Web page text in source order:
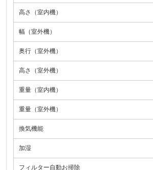
高さ（室内機）
幅（室外機）
奥行（室外機）
高さ（室外機）
重量（室内機）
重量（室外機）
換気機能
加湿
フィルター自動お掃除